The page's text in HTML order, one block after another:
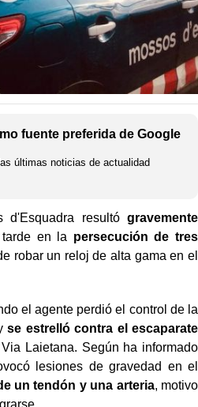
fuente preferida de Google
últimas noticias de actualidad
d'Esquadra resultó gravemente
en la persecución de tres
robar un reloj de alta gama en el
el agente perdió el control de la
se estrelló contra el escaparate
Laietana. Según ha informado
lesiones de gravedad en el
un tendón y una arteria, motivo